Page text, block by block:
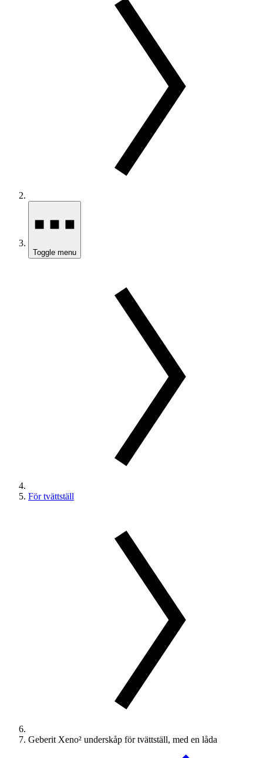
Toggle menu
För tvättställ
Geberit Xeno² underskåp för tvättställ, med en låda